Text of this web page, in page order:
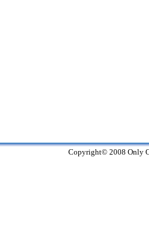
Copyright© 2008 Only